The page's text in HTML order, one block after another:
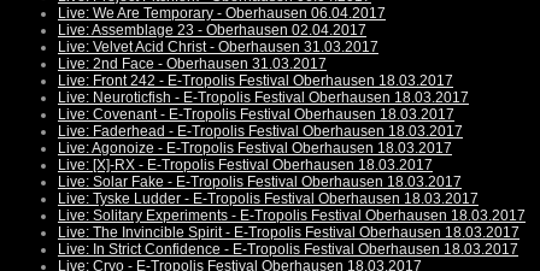
Live: We Are Temporary - Oberhausen 06.04.2017
Live: Assemblage 23 - Oberhausen 02.04.2017
Live: Velvet Acid Christ - Oberhausen 31.03.2017
Live: 2nd Face - Oberhausen 31.03.2017
Live: Front 242 - E-Tropolis Festival Oberhausen 18.03.2017
Live: Neuroticfish - E-Tropolis Festival Oberhausen 18.03.2017
Live: Covenant - E-Tropolis Festival Oberhausen 18.03.2017
Live: Faderhead - E-Tropolis Festival Oberhausen 18.03.2017
Live: Agonoize - E-Tropolis Festival Oberhausen 18.03.2017
Live: [X]-RX - E-Tropolis Festival Oberhausen 18.03.2017
Live: Solar Fake - E-Tropolis Festival Oberhausen 18.03.2017
Live: Tyske Ludder - E-Tropolis Festival Oberhausen 18.03.2017
Live: Solitary Experiments - E-Tropolis Festival Oberhausen 18.03.2017
Live: The Invincible Spirit - E-Tropolis Festival Oberhausen 18.03.2017
Live: In Strict Confidence - E-Tropolis Festival Oberhausen 18.03.2017
Live: Cryo - E-Tropolis Festival Oberhausen 18.03.2017